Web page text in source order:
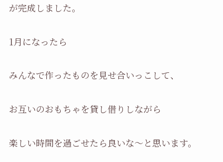
が完成しました。
1月になったら
みんなで作ったものを見せ合いっこして、
お互いのおもちゃを貸し借りしながら
楽しい時間を過ごせたら良いな〜と思います。